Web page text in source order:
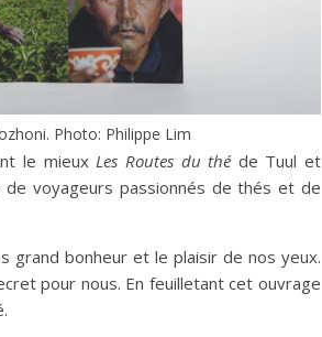
Photo: Philippe Lim
le mieuxLes Routes du thé de Tuul et
voyageurs passionnés de thés et de
grand bonheur et le plaisir de nos yeux.
pour nous. En feuilletant cet ouvrage